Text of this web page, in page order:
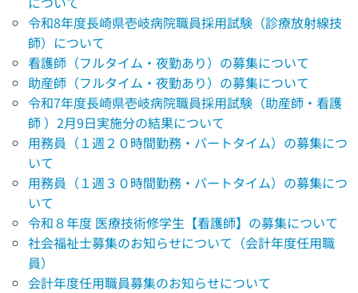
令和8年度長崎県壱岐病院職員採用試験（診療放射線技
師）について
看護師（フルタイム・夜勤あり）の募集について
助産師（フルタイム・夜勤あり）の募集について
令和7年度長崎県壱岐病院職員採用試験（助産師・看護
師 ）2月9日実施分の結果について
用務員（１週２０時間勤務・パートタイム）の募集につ
いて
用務員（１週３０時間勤務・パートタイム）の募集につ
いて
令和８年度 医療技術修学生【看護師】の募集について
社会福祉士募集のお知らせについて（会計年度任用職
員）
会計年度任用職員募集のお知らせについて